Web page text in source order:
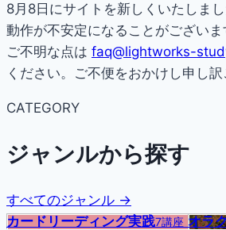
8月8日にサイトを新しくいたしま
動作が不安定になることがござい
ご不明な点は faq@lightworks-
ください。ご不便をおかけし申し訳
CATEGORY
ジャンルから探す
すべてのジャンル →
カードリーディング実践7講座 オラ